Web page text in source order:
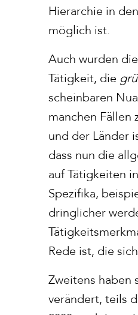
Hierarchie in
möglich ist.
Auch wurden
Tätigkeit, die
scheinbaren
manchen Fällen
und der Länder
dass nun die
auf Tätigkeiten
Spezifika,
dringlicher
Rede ist, die sich
Zweitens haben
verändert, teils